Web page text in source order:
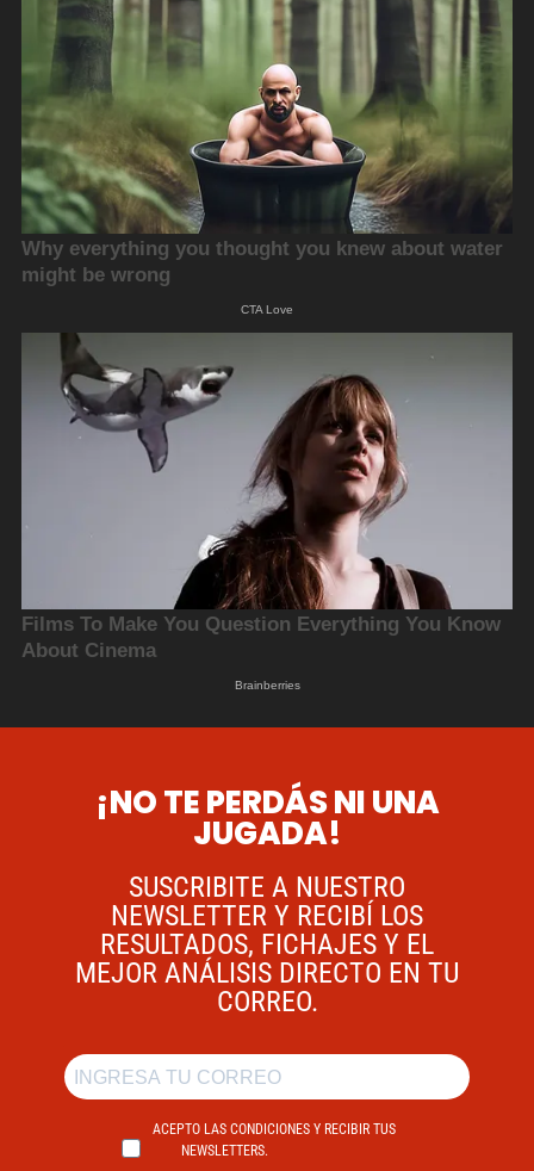
¡NO TE PERDÁS NI UNA
JUGADA!
SUSCRIBITE A NUESTRO
NEWSLETTER Y RECIBÍ LOS
RESULTADOS, FICHAJES Y EL
MEJOR ANÁLISIS DIRECTO EN TU
CORREO.
ACEPTO LAS CONDICIONES Y RECIBIR TUS
NEWSLETTERS.